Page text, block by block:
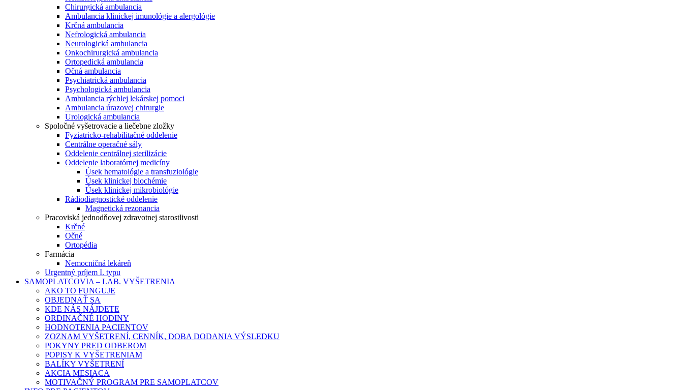
Chirurgická ambulancia
Ambulancia klinickej imunológie a alergológie
Krčná ambulancia
Nefrologická ambulancia
Neurologická ambulancia
Onkochirurgická ambulancia
Ortopedická ambulancia
Očná ambulancia
Psychiatrická ambulancia
Psychologická ambulancia
Ambulancia rýchlej lekárskej pomoci
Ambulancia úrazovej chirurgie
Urologická ambulancia
Spoločné vyšetrovacie a liečebne zložky
Fyziatricko-rehabilitačné oddelenie
Centrálne operačné sály
Oddelenie centrálnej sterilizácie
Oddelenie laboratórnej medicíny
Úsek hematológie a transfuziológie
Úsek klinickej biochémie
Úsek klinickej mikrobiológie
Rádiodiagnostické oddelenie
Magnetická rezonancia
Pracoviská jednodňovej zdravotnej starostlivosti
Krčné
Očné
Ortopédia
Farmácia
Nemocničná lekáreň
Urgentný príjem I. typu
SAMOPLATCOVIA – LAB. VYŠETRENIA
AKO TO FUNGUJE
OBJEDNAŤ SA
KDE NÁS NÁJDETE
ORDINAČNÉ HODINY
HODNOTENIA PACIENTOV
ZOZNAM VYŠETRENÍ, CENNÍK, DOBA DODANIA VÝSLEDKU
POKYNY PRED ODBEROM
POPISY K VYŠETRENIAM
BALÍKY VYŠETRENÍ
AKCIA MESIACA
MOTIVAČNÝ PROGRAM PRE SAMOPLATCOV